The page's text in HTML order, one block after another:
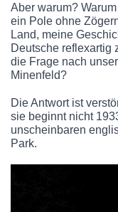
Aber warum?
ein Pole ohne
Land, meine
Deutsche reflexartig
die Frage nach
Minenfeld?
Die Antwort ist
sie beginnt nicht
unscheinbaren
Park.